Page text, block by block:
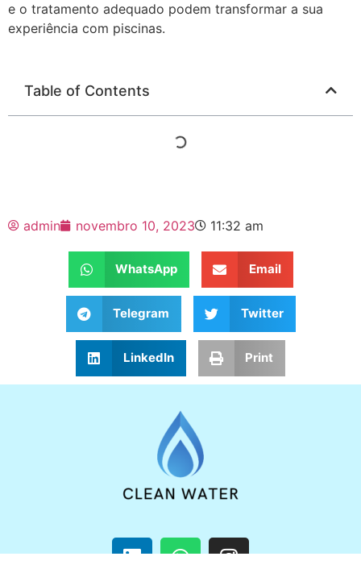
e o tratamento adequado podem transformar a sua
experiência com piscinas.
Table of Contents
admin novembro 10, 2023 11:32 am
WhatsApp Email
Telegram Twitter
LinkedIn Print